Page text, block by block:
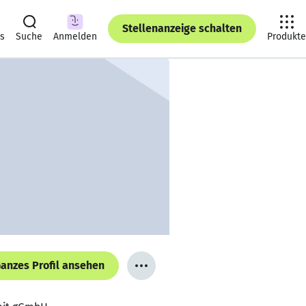
Suche Anmelden
Stellenanzeige schalten
Produkte
Profil ansehen